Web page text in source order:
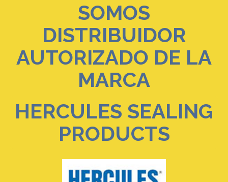
SOMOS
DISTRIBUIDOR
AUTORIZADO DE LA
MARCA
HERCULES SEALING
PRODUCTS